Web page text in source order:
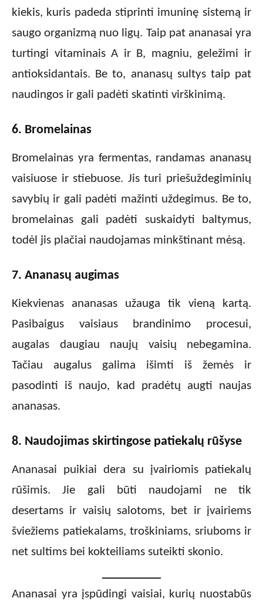
kiekis, kuris padeda stiprinti imuninę sistemą ir
saugo organizmą nuo ligų. Taip pat ananasai yra
turtingi vitaminais A ir B, magniu, geležimi ir
antioksidantais. Be to, ananasų sultys taip pat
naudingos ir gali padėti skatinti virškinimą.
6. Bromelainas
Bromelainas yra fermentas, randamas ananasų
vaisiuose ir stiebuose. Jis turi priešuždegiminių
savybių ir gali padėti mažinti uždegimus. Be to,
bromelainas gali padėti suskaidyti baltymus,
todėl jis plačiai naudojamas minkštinant mėsą.
7. Ananasų augimas
Kiekvienas ananasas užauga tik vieną kartą.
Pasibaigus vaisiaus brandinimo procesui,
augalas daugiau naujų vaisių nebegamina.
Tačiau augalus galima išimti iš žemės ir
pasodinti iš naujo, kad pradėtų augti naujas
ananasas.
8. Naudojimas skirtingose patiekalų rūšyse
Ananasai puikiai dera su įvairiomis patiekalų
rūšimis. Jie gali būti naudojami ne tik
desertams ir vaisių salotoms, bet ir įvairiems
šviežiems patiekalams, troškiniams, sriuboms ir
net sultims bei kokteiliams suteikti skonio.
Ananasai yra įspūdingi vaisiai, kurių nuostabūs